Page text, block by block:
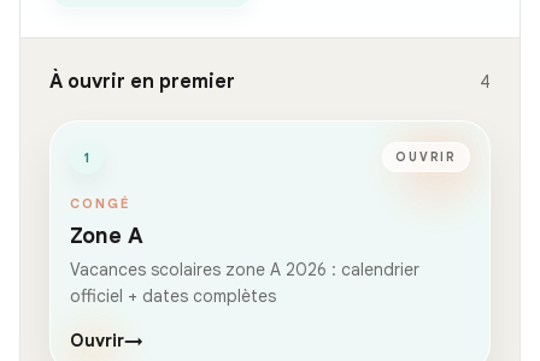
À ouvrir en premier 4
1 OUVRIR
CONGÉ
Zone A
Vacances scolaires zone A 2026 : calendrier
officiel + dates complètes
Ouvrir→